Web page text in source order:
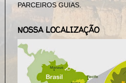
PARCEIROS GUIAS.
NOSSA LOCALIZAÇÃO